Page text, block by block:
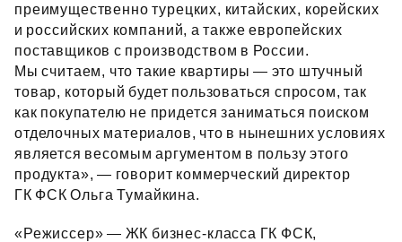
преимущественно турецких, китайских, корейских
и российских компаний, а также европейских
поставщиков с производством в России.
Мы считаем, что такие квартиры — это штучный
товар, который будет пользоваться спросом, так
как покупателю не придется заниматься поиском
отделочных материалов, что в нынешних условиях
является весомым аргументом в пользу этого
продукта», — говорит коммерческий директор
ГК ФСК Ольга Тумайкина.
«Режиссер» — ЖК бизнес‑класса ГК ФСК,